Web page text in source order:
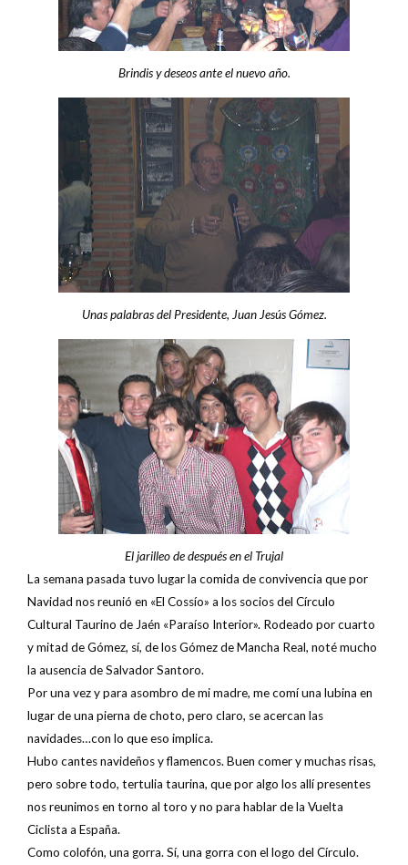
Brindis y deseos ante el nuevo año.
Unas palabras del Presidente, Juan Jesús Gómez.
El jarilleo de después en el Trujal
La semana pasada tuvo lugar la comida de convivencia que por
Navidad nos reunió en «El Cossío» a los socios del Círculo
Cultural Taurino de Jaén «Paraíso Interior». Rodeado por cuarto
y mitad de Gómez, sí, de los Gómez de Mancha Real, noté mucho
la ausencia de Salvador Santoro.
Por una vez y para asombro de mi madre, me comí una lubina en
lugar de una pierna de choto, pero claro, se acercan las
navidades…con lo que eso implica.
Hubo cantes navideños y flamencos. Buen comer y muchas risas,
pero sobre todo, tertulia taurina, que por algo los allí presentes
nos reunimos en torno al toro y no para hablar de la Vuelta
Ciclista a España.
Como colofón, una gorra. Sí, una gorra con el logo del Círculo.